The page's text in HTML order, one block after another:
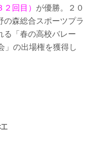
回目） が優勝。
２０
の森総合スポーツプラ
る
「春の高校バレー
」の出場権を獲得し